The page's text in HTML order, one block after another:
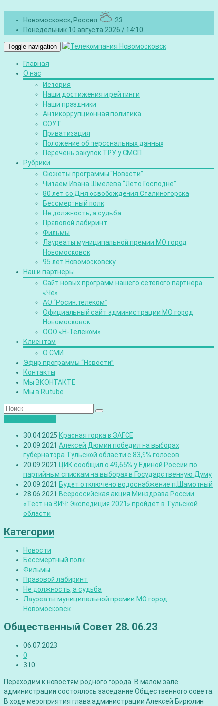
Новомосковск, Россия
23
Понедельник 10 августа 2026 / 14:10
Toggle navigation
Главная
О нас
История
Наши достижения и рейтинги
Наши праздники
Антикоррупционная политика
СОУТ
Приватизация
Положение об персональных данных
Перечень закупок ТРУ у СМСП
Рубрики
Сюжеты программы “Новости”
Читаем Ивана Шмелёва “Лето Господне”
80 лет со Дня освобождения Сталиногорска
Бессмертный полк
Не должность, а судьба
Правовой лабиринт
Фильмы
Лауреаты муниципальной премии МО город
Новомосковск
95 лет Новомосковску
Наши партнеры
Сайт новых программ нашего сетевого партнера
«Че»
АО “Росин.телеком”
Официальный сайт администрации МО город
Новомосковск
ООО «Н-Телеком»
Клиентам
О СМИ
Эфир программы “Новости”
Контакты
Мы ВКОНТАКТЕ
Мы в Rutube
30.04.2025 Красная горка в ЗАГСЕ
20.09.2021 Алексей Дюмин победил на выборах
губернатора Тульской области с 83,9% голосов
20.09.2021 ЦИК сообщил о 49,65% у Единой России по
партийным спискам на выборах в Государственную Думу
20.09.2021 Будет отключено водоснабжение п.Шамотный
28.06.2021 Всероссийская акция Минздрава России
«Тест на ВИЧ: Экспедиция 2021» пройдет в Тульской
области
Категории
Новости
Бессмертный полк
Фильмы
Правовой лабиринт
Не должность, а судьба
Лауреаты муниципальной премии МО город
Новомосковск
Общественный Совет 28. 06.23
06.07.2023
0
310
Переходим к новостям родного города. В малом зале
администрации состоялось заседание Общественного совета.
В ходе мероприятия глава администрации Алексей Бирюлин